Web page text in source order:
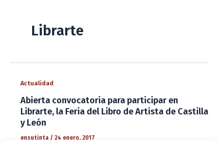
Librarte
Actualidad
Abierta convocatoria para participar en
Librarte, la Feria del Libro de Artista de Castilla
y León
ensutinta / 24 enero, 2017